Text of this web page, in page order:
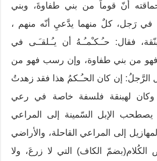
أنّ قوماً من بني طفاوةَ، وبني
رَجل، كلٌ منهما يدَّعيِ أنّه منهم ،
فقال: حـُـكـْمـُـهُ أن يـُـلقـَـى في
فهو من بني طفاوة، وإن رسب فهو من
الرَّجلُ: إن كان الحـُـكمُ هذا فقد زهدتُ
وكان لهبنقة فلسفة خاصة في رعي
يصطحب الإبل السّمينة إلى المراعي
إلى المراعي القاحلة، والأراضي
الكُلام(بضمّ الكاف) التي لا زرعَ، ولا